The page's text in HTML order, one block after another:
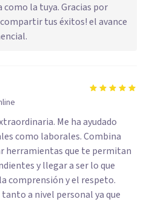
la tuya. Gracias por
tus éxitos! el avance
Me ha ayudado
como laborales. Combina
herramientas que te permitan
y llegar a ser lo que
comprensión y el respeto.
a nivel personal ya que